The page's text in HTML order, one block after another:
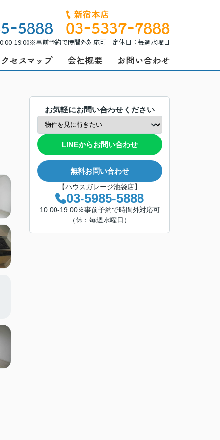
19:00※事前予約で時間外対応可 定休日：毎週水曜日
お気軽にお問い合わせください
LINEからお問い合わせ
無料お問い合わせ
【ハウスガレージ池袋店】
03-5985-5888
10:00-19:00※事前予約で時間外対応可
（休：毎週水曜日）